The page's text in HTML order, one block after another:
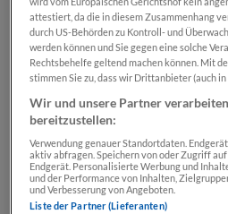
Das Produkt is nur für
Inhaber:innen verfügbar.
Zum Merkzettel hinzufügen
Beschreibung
Lassen Sie sich Ihre
attestiert, da die in diesem Zusammenhang
durch US-Behörden zu Kontroll- und
werden können und Sie gegen eine solche
Rechtsbehelfe geltend machen können. Mit
stimmen Sie zu, dass wir Drittanbieter (auch
Wir und unsere Partner
bereitzustellen:
Verwendung genauer Standortdaten.
aktiv abfragen. Speichern von oder Zugriff
Endgerät. Personalisierte Werbung und
und der Performance von Inhalten,
und Verbesserung von Angeboten.
Liste der Partner (Lieferanten)